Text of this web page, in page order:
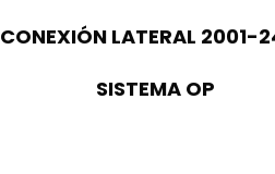
CONEXIÓN LATERAL 2001-
SISTEMA OP